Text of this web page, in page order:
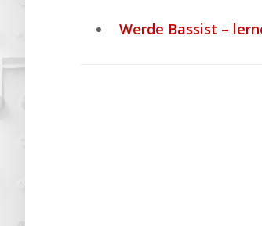
Werde Bassist –